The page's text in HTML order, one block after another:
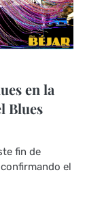
en la
Blues
fin de
el